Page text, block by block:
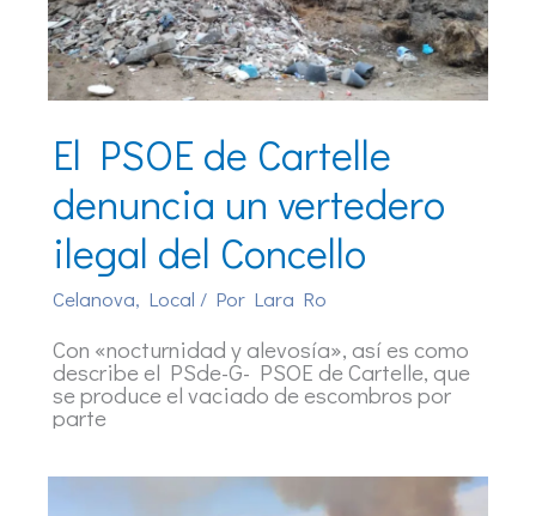
El PSOE de Cartelle
denuncia un vertedero
ilegal del Concello
Celanova, Local / Por Lara Ro
Con «nocturnidad y alevosía», así es como
describe el PSde-G- PSOE de Cartelle, que
se produce el vaciado de escombros por
parte